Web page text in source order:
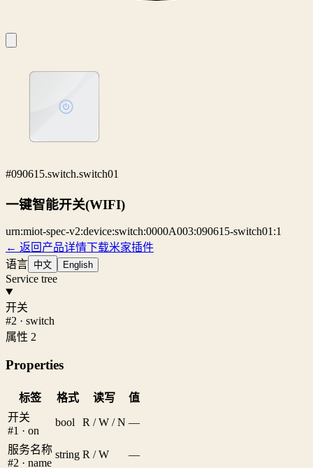
#090615.switch.switch01
一键智能开关(WIFI)
urn:miot-spec-v2:device:switch:0000A003:090615-switch01:1
← 返回产品详情下载米家插件
语言 中文 English
Service tree
开关
#2 · switch
属性 2
Properties
标签 格式 读写
值
开关
#1 · on
bool R / W / N —
服务名称
#2 · name
string R / W —